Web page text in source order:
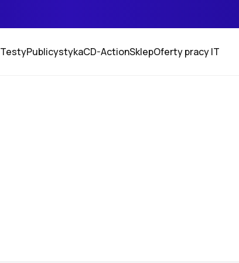
TestyPublicystykaCD-ActionSklepOferty pracy IT